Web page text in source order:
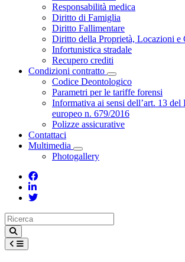
Responsabilità medica
Diritto di Famiglia
Diritto Fallimentare
Diritto della Proprietà, Locazioni e
Infortunistica stradale
Recupero crediti
Condizioni contratto
Toggle Dropdown
Codice Deontologico
Parametri per le tariffe forensi
Informativa ai sensi dell’art. 13 del
europeo n. 679/2016
Polizze assicurative
Contattaci
Multimedia
Toggle Dropdown
Photogallery